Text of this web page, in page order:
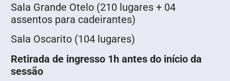
Sala Grande Otelo (210 lugares + 04
assentos para cadeirantes)
Sala Oscarito (104 lugares)
Retirada de ingresso 1h antes do início da
sessão